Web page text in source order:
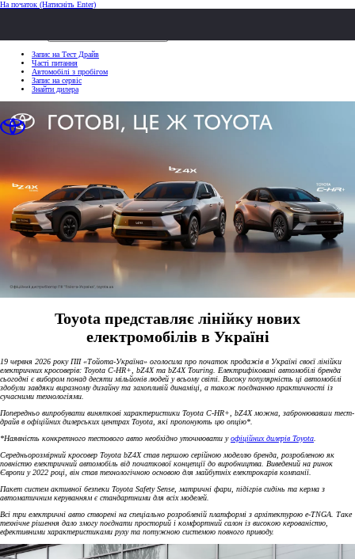
На початок (Натисніть Enter)
Запис на Тест Драйв
Часті питання
Автомобілі з пробігом
Запис на сервіс
Знайти дилера
Toyota представляє лінійку нових
електромобілів в Україні
19 червня 2026 року ПІІ «Тойота-Україна» оголосила про початок продажів в Україні своєї лінійки
електричних кросоверів: Toyota C-HR+, bZ4X та bZ4X Touring. Електрифіковані автомобілі бренда
сьогодні є вибором понад десяти мільйонів людей у всьому світі. Високу популярність ці автомобілі
здобули завдяки виразному дизайну та захопливій динаміці, а також поєднанню практичності із
сучасними технологіями.
Попередньо випробувати виняткові характеристики Toyota C-HR+, bZ4X можна, забронювавши тест-
драйв в офіційних дилерських центрах Toyota, які пропонують цю опцію*.
*Наявність конкретного тестового авто необхідно уточнювати уофіційних дилерів Toyota
Середньорозмірний кросовер Toyota bZ4X став першою серійною моделлю бренда, розробленою як
повністю електричний автомобіль від початкової концепції до виробництва. Виведений на ринок
Європи у 2022 році, він став технологічною основою для майбутніх електрокарів компанії.
Пакет систем активної безпеки Toyota Safety Sense, матричні фари, підігрів сидінь та керма з
автоматичним керуванням є стандартними для всіх моделей.
Всі три електричні авто створені на спеціально розробленій платформі з архітектурою e-TNGA. Таке
технічне рішення дало змогу поєднати просторий і комфортний салон із високою керованістю,
ефективними характеристиками руху та потужною системою повного приводу.